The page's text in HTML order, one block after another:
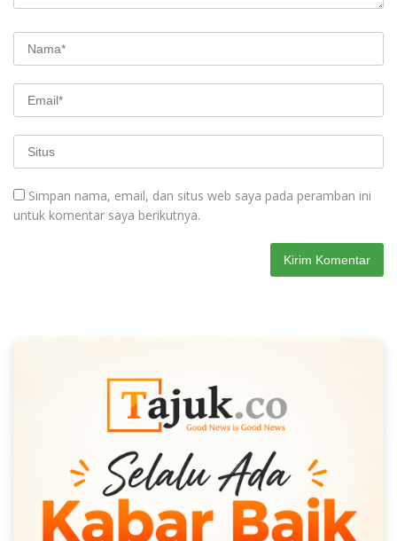
Simpan nama, email, dan situs web saya pada peramban ini
untuk komentar saya berikutnya.